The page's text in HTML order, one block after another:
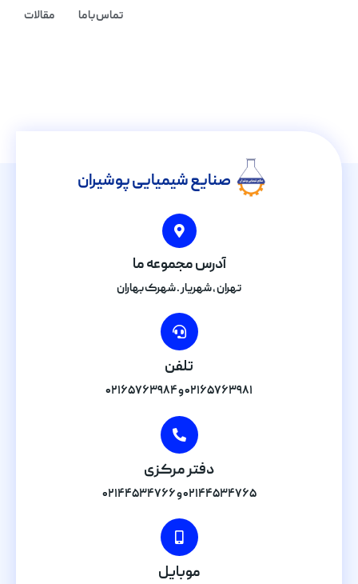
تماس با ما
مقالات
صنایع شیمیایی پوشیران
آدرس مجموعه ما
تهران , شهریار . شهرک بهاران
تلفن
۰۲۱۶۵۷۶۳۹۸۱ و ۰۲۱۶۵۷۶۳۹۸۴
دفتر مرکزی
۰۲۱۴۴۵۳۴۷۶۵ و ۰۲۱۴۴۵۳۴۷۶۶
موبایل